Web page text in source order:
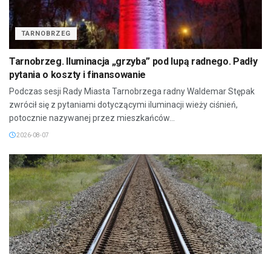
TARNOBRZEG
Tarnobrzeg. Iluminacja „grzyba” pod lupą radnego. Padły
pytania o koszty i finansowanie
Podczas sesji Rady Miasta Tarnobrzega radny Waldemar Stępak
zwrócił się z pytaniami dotyczącymi iluminacji wieży ciśnień,
potocznie nazywanej przez mieszkańców...
2026-08-07